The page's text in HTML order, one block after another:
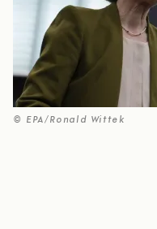
© EPA/Ronald Wittek